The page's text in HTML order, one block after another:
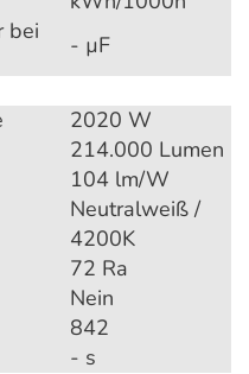
bei
- µF
2020 W
214.000 Lumen
104 lm/W
Neutralweiß /
4200K
72 Ra
Nein
842
- s